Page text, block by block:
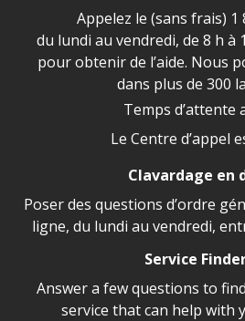
Appelez le (sans frais) 1
du lundi au vendredi, de 8 h à
pour obtenir de l’aide. Nous
dans plus de 300
Temps d’attente
Le Centre d’appel
Clavardage en
Poser des questions d’ordre
ligne, du lundi au vendredi,
Service
Answer a few questions to
service that can help with